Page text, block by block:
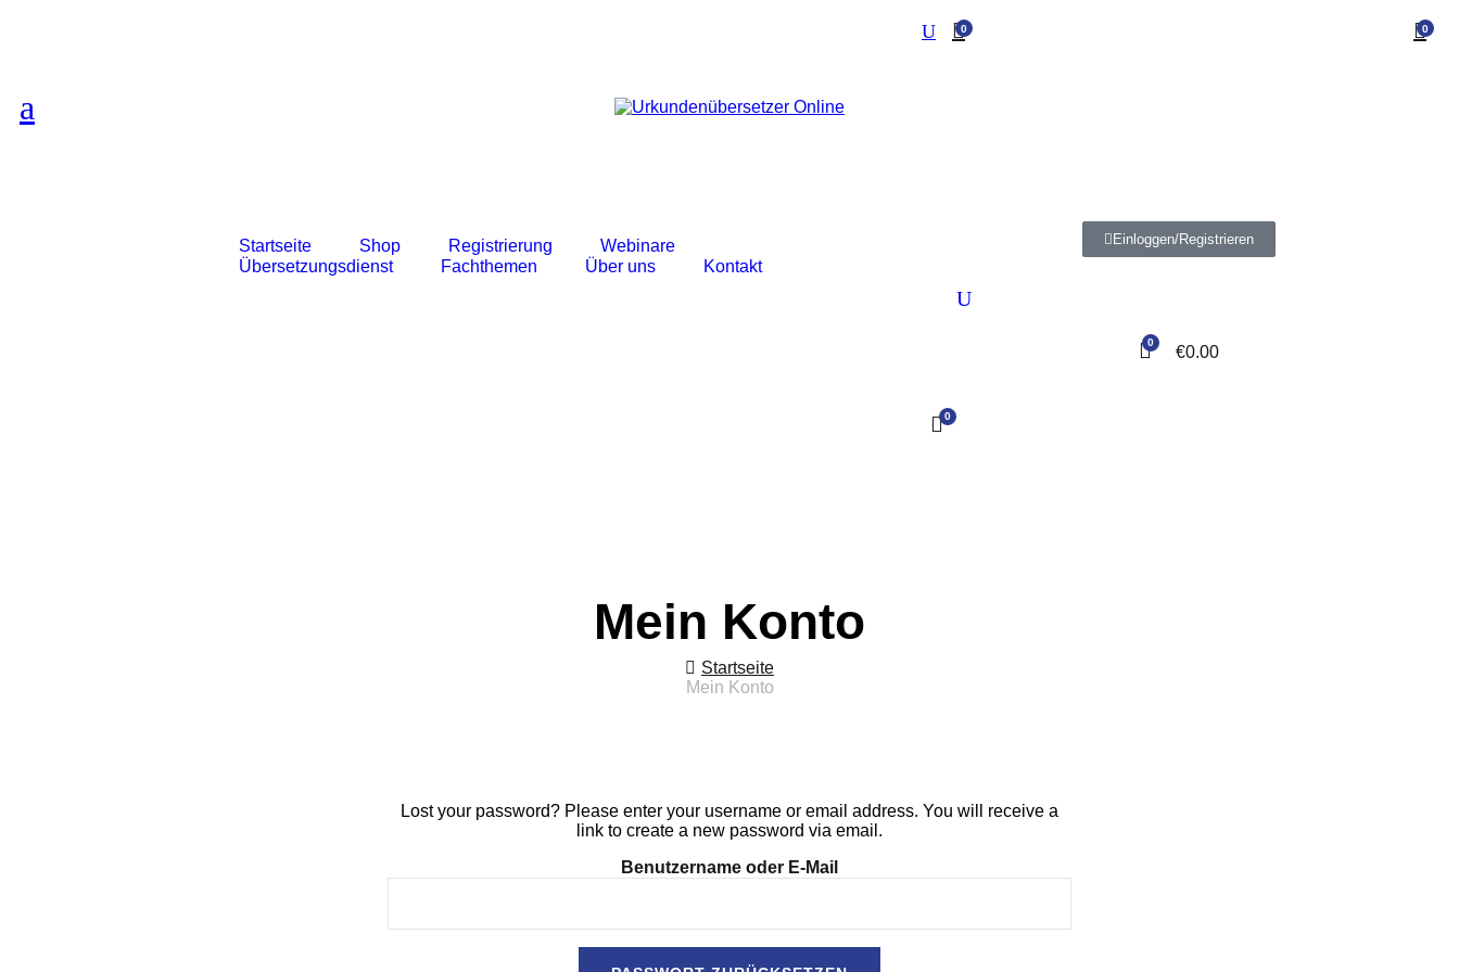
0 0
Startseite Shop Registrierung
Webinare
Übersetzungsdienst
Fachthemen Über uns Kontakt
Einloggen/Registrieren
0
€0.00
0
Mein Konto
Startseite
Mein Konto
Lost your password? Please enter your username or email address. You will receive a
link to create a new password via email.
Benutzername oder E-Mail